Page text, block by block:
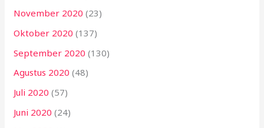
November 2020 (23)
Oktober 2020 (137)
September 2020 (130)
Agustus 2020 (48)
Juli 2020 (57)
Juni 2020 (24)